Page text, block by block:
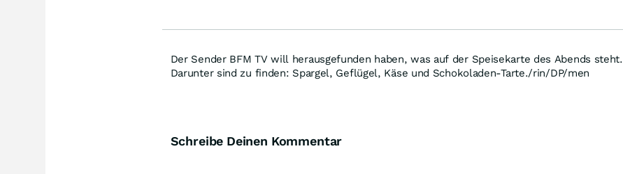
Der Sender BFM TV will herausgefunden haben, was auf der Speisekarte des Abends steht.
Darunter sind zu finden: Spargel, Geflügel, Käse und Schokoladen-Tarte./rin/DP/men
Schreibe Deinen Kommentar